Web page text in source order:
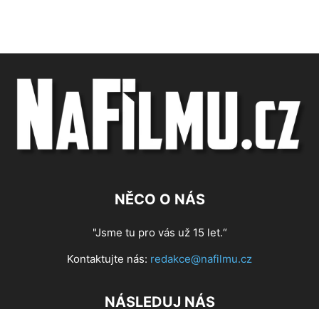
NĚCO O NÁS
"Jsme tu pro vás už 15 let.“
Kontaktujte nás: redakce@nafilmu.cz
NÁSLEDUJ NÁS